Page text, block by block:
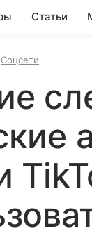
Статьи
Соцсети